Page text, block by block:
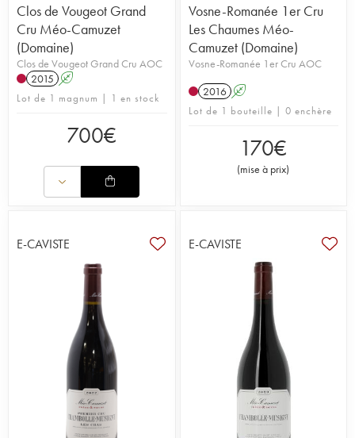
Clos de Vougeot Grand
Cru Méo-Camuzet
(Domaine)
Clos de Vougeot Grand Cru AOC
2015 A
Lot de 1 magnum | 1 en stock
700€
Vosne-Romanée 1er Cru
Les Chaumes Méo-
Camuzet (Domaine)
Vosne-Romanée 1er Cru AOC
2016 A
Lot de 1 bouteille | 0 enchère
170€
(mise à prix)
E-CAVISTE E-CAVISTE